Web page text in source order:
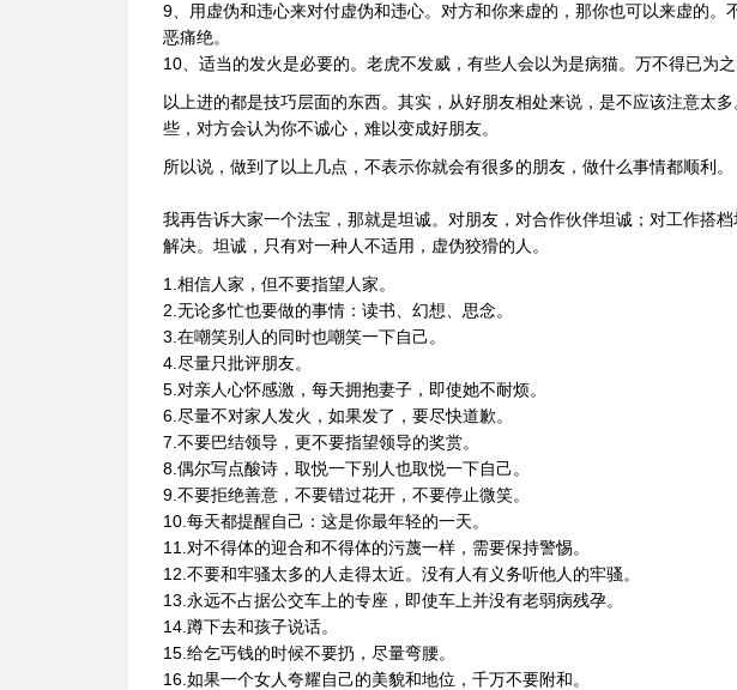
9、用虚伪和违心来对付虚伪和违心。对方和你来虚的，那你也可以来虚的。
恶痛绝。
10、适当的发火是必要的。老虎不发威，有些人会以为是病猫。万不得已为之
以上进的都是技巧层面的东西。其实，从好朋友相处来说，是不应该注意太
些，对方会认为你不诚心，难以变成好朋友。
所以说，做到了以上几点，不表示你就会有很多的朋友，做什么事情都顺利。
我再告诉大家一个法宝，那就是坦诚。对朋友，对合作伙伴坦诚；对工作搭
解决。坦诚，只有对一种人不适用，虚伪狡猾的人。
1.相信人家，但不要指望人家。
2.无论多忙也要做的事情：读书、幻想、思念。
3.在嘲笑别人的同时也嘲笑一下自己。
4.尽量只批评朋友。
5.对亲人心怀感激，每天拥抱妻子，即使她不耐烦。
6.尽量不对家人发火，如果发了，要尽快道歉。
7.不要巴结领导，更不要指望领导的奖赏。
8.偶尔写点酸诗，取悦一下别人也取悦一下自己。
9.不要拒绝善意，不要错过花开，不要停止微笑。
10.每天都提醒自己：这是你最年轻的一天。
11.对不得体的迎合和不得体的污蔑一样，需要保持警惕。
12.不要和牢骚太多的人走得太近。没有人有义务听他人的牢骚。
13.永远不占据公交车上的专座，即使车上并没有老弱病残孕。
14.蹲下去和孩子说话。
15.给乞丐钱的时候不要扔，尽量弯腰。
16.如果一个女人夸耀自己的美貌和地位，千万不要附和。